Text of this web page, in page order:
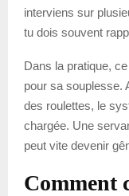
interviens sur
tu dois souvent
Dans la pratique,
pour sa souplesse.
des roulettes, le
chargée. Une
peut vite devenir
Comment